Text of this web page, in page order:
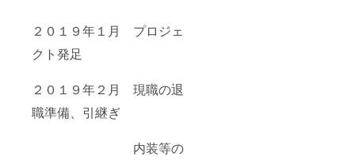
２０１９年１月 プロジェ
クト発足
２０１９年２月 現職の退
職準備、引継ぎ
内装等の